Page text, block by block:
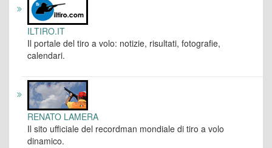
ILTIRO.IT
Il portale del tiro a volo: notizie, risultati, fotografie,
calendari.
RENATO LAMERA
Il sito ufficiale del recordman mondiale di tiro a volo
dinamico.